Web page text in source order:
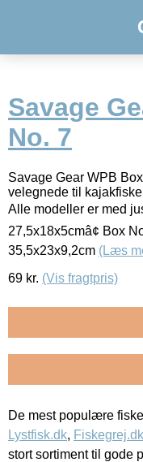
Savage
No. 7
Savage Gear WPB
velegnede til
Alle modeller er med
27,5x18x5cmâ¢ Box
35,5x23x9,2cm (Læs
69 kr. (Vis fragtpris)
De mest populære
Lystfisk.dk, Fiskegrej.dk
stort sortiment til gode